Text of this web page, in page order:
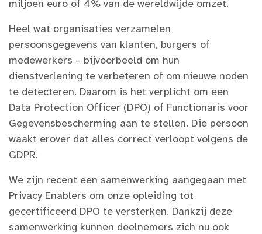
miljoen euro of 4% van de wereldwijde omzet.
Heel wat organisaties verzamelen
persoonsgegevens van klanten, burgers of
medewerkers – bijvoorbeeld om hun
dienstverlening te verbeteren of om nieuwe noden
te detecteren. Daarom is het verplicht om een
Data Protection Officer (DPO) of Functionaris voor
Gegevensbescherming aan te stellen. Die persoon
waakt erover dat alles correct verloopt volgens de
GDPR.
We zijn recent een samenwerking aangegaan met
Privacy Enablers om onze opleiding tot
gecertificeerd DPO te versterken. Dankzij deze
samenwerking kunnen deelnemers zich nu ook